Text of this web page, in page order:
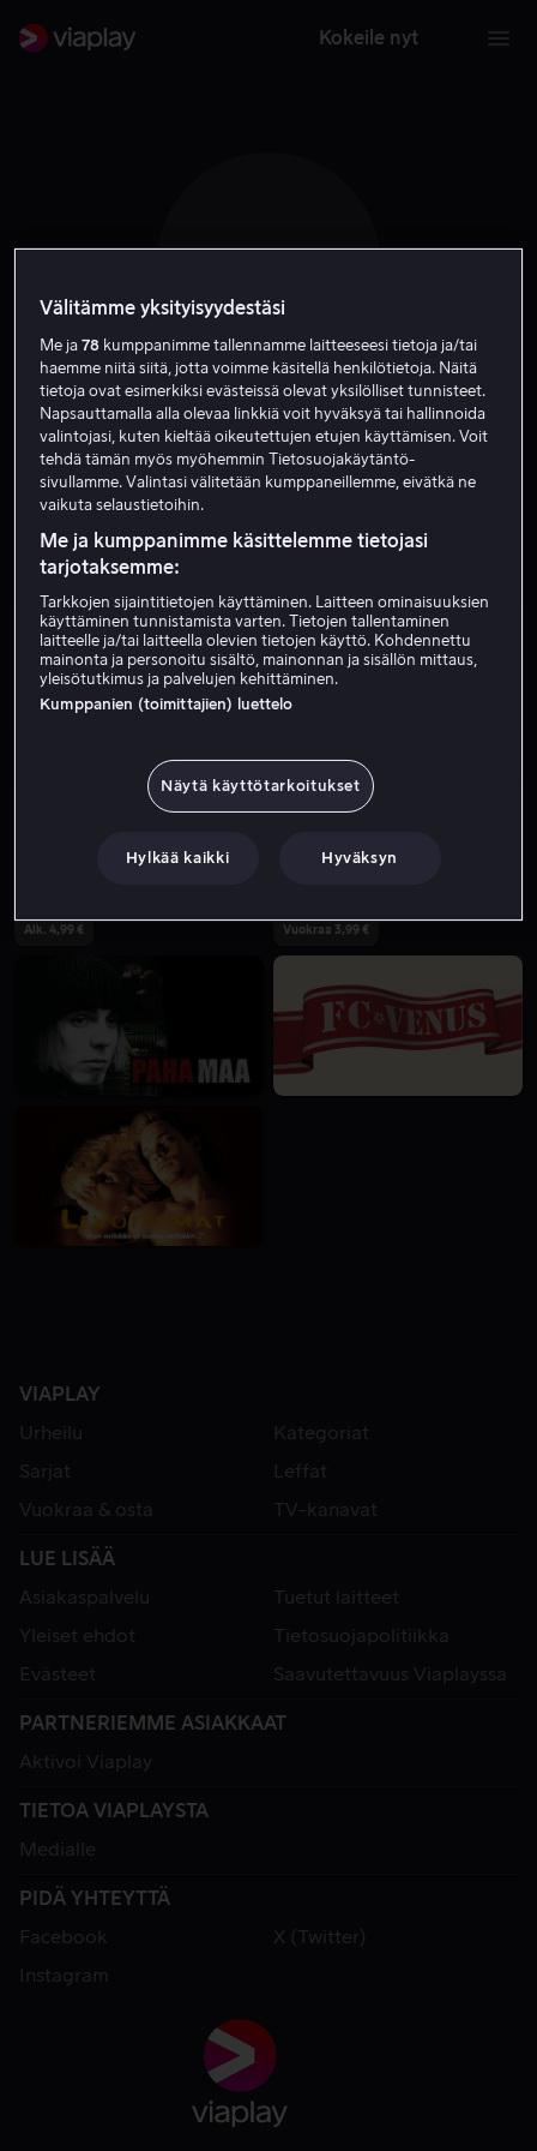
Kokeile nyt
Petteri Summanen
Näyttelijä
Alk. 4,99 € Vuokraa 3,99 €
VIAPLAY
Urheilu
Kategoriat
Sarjat
Leffat
Vuokraa & osta
TV-kanavat
LUE LISÄÄ
Asiakaspalvelu
Tuetut laitteet
Yleiset ehdot
Tietosuojapolitiikka
Evästeet
Saavutettavuus Viaplayssa
PARTNERIEMME ASIAKKAAT
Aktivoi Viaplay
TIETOA VIAPLAYSTA
Medialle
PIDÄ YHTEYTTÄ
Facebook
X (Twitter)
Instagram
Välitämme yksityisyydestäsi
Me ja78 kumppanimme tallennamme laitteeseesi tietoja ja/tai
haemme niitä siitä, jotta voimme käsitellä henkilötietoja. Näitä
tietoja ovat esimerkiksi evästeissä olevat yksilölliset tunnisteet.
Napsauttamalla alla olevaa linkkiä voit hyväksyä tai hallinnoida
valintojasi, kuten kieltää oikeutettujen etujen käyttämisen. Voit
tehdä tämän myös myöhemmin Tietosuojakäytäntö-
sivullamme. Valintasi välitetään kumppaneillemme, eivätkä ne
vaikuta selaustietoihin.
Me ja kumppanimme käsittelemme tietojasi
tarjotaksemme:
Tarkkojen sijaintitietojen käyttäminen. Laitteen ominaisuuksien
käyttäminen tunnistamista varten. Tietojen tallentaminen
laitteelle ja/tai laitteella olevien tietojen käyttö. Kohdennettu
mainonta ja personoitu sisältö, mainonnan ja sisällön mittaus,
yleisötutkimus ja palvelujen kehittäminen.
Kumppanien (toimittajien) luettelo
Näytä käyttötarkoitukset
Hylkää kaikki Hyväksyn